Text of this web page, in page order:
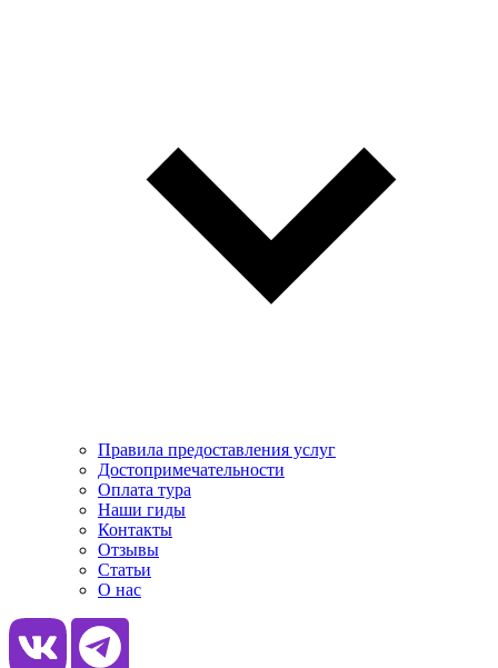
Правила предоставления услуг
Достопримечательности
Оплата тура
Наши гиды
Контакты
Отзывы
Статьи
О нас